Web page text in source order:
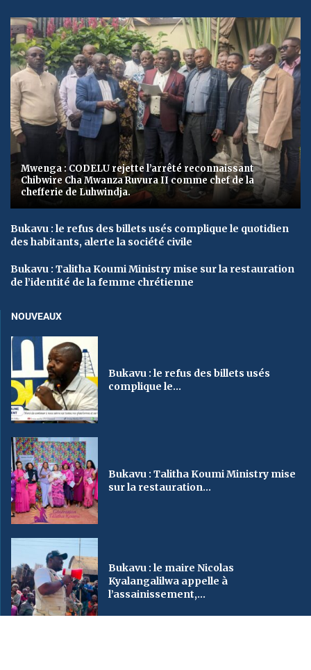
Mwenga : CODELU rejette l’arrêté reconnaissant
Chibwire Cha Mwanza Ruvura II comme chef de la
chefferie de Luhwindja.
Bukavu : le refus des billets usés complique le quotidien
des habitants, alerte la société civile
Bukavu : Talitha Koumi Ministry mise sur la restauration
de l’identité de la femme chrétienne
NOUVEAUX
Bukavu : le refus des billets usés
complique le...
Bukavu : Talitha Koumi Ministry mise
sur la restauration...
Bukavu : le maire Nicolas
Kyalangalilwa appelle à
l’assainissement,...